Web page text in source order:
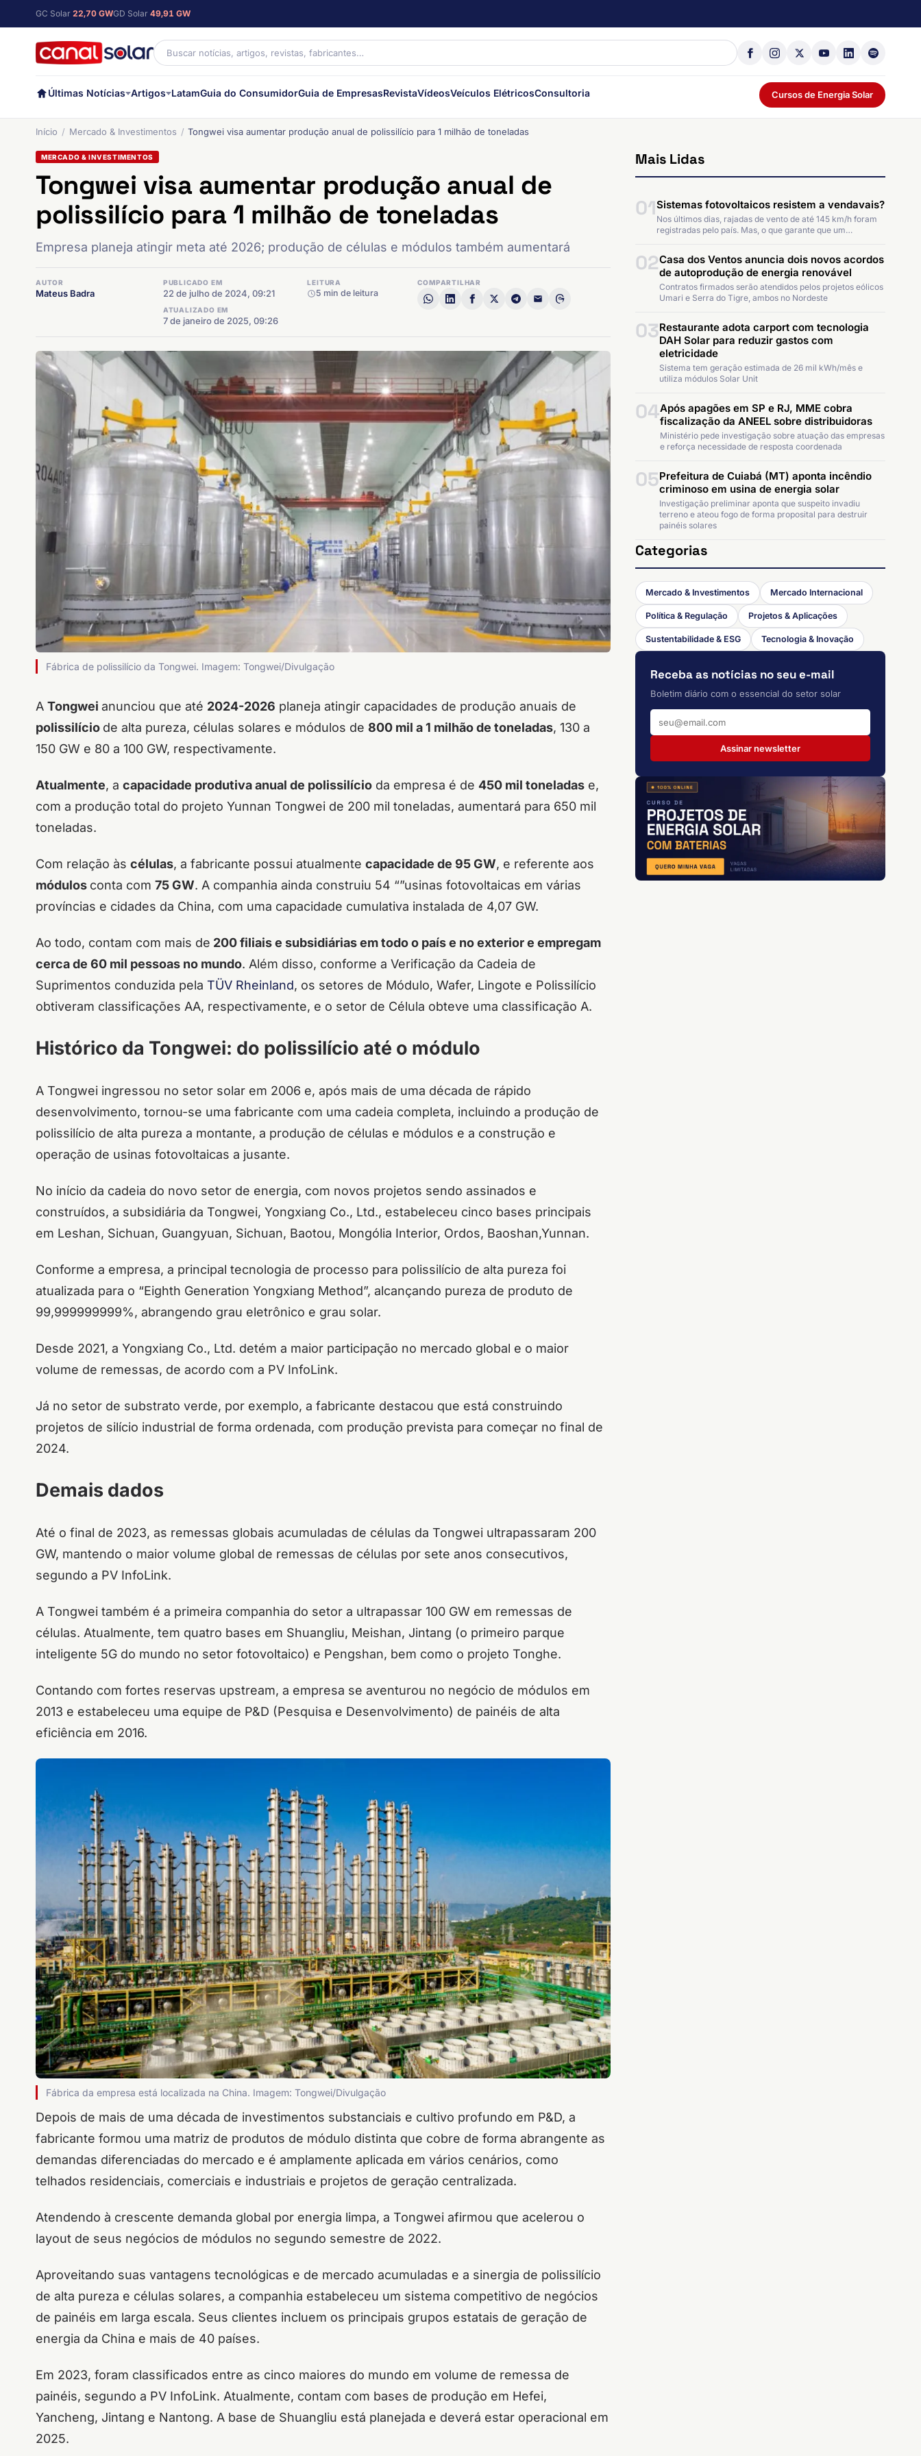
GC Solar 22,70 GWGD Solar 49,91 GW
Últimas Notícias Artigos LatamGuia do ConsumidorGuia de EmpresasRevistaVídeosVeículos ElétricosConsultoria Cursos de Energia Solar
Início Mercado & Investimentos Tongwei visa aumentar produção anual de polissilício para 1 milhão de toneladas
MERCADO & INVESTIMENTOS
Tongwei visa aumentar produção anual de
polissilício para 1 milhão de toneladas
Empresa planeja atingir meta até 2026; produção de células e módulos também aumentará
AUTOR
Mateus Badra
PUBLICADO EM
22 de julho de 2024, 09:21
ATUALIZADO EM
7 de janeiro de 2025, 09:26
LEITURA
5 min de leitura
COMPARTILHAR
Fábrica de polissilício da Tongwei. Imagem: Tongwei/Divulgação
A Tongwei anunciou que até 2024-2026 planeja atingir capacidades de produção anuais de
polissilício de alta pureza, células solares e módulos de 800 mil a 1 milhão de toneladas, 130 a
150 GW e 80 a 100 GW, respectivamente.
Atualmente, a capacidade produtiva anual de polissilício da empresa é de 450 mil toneladas e,
com a produção total do projeto Yunnan Tongwei de 200 mil toneladas, aumentará para 650 mil
toneladas.
Com relação às células, a fabricante possui atualmente capacidade de 95 GW, e referente aos
módulos conta com 75 GW. A companhia ainda construiu 54 “”usinas fotovoltaicas em várias
províncias e cidades da China, com uma capacidade cumulativa instalada de 4,07 GW.
Ao todo, contam com mais de 200 filiais e subsidiárias em todo o país e no exterior e empregam
cerca de 60 mil pessoas no mundo. Além disso, conforme a Verificação da Cadeia de
Suprimentos conduzida pela TÜV Rheinland, os setores de Módulo, Wafer, Lingote e Polissilício
obtiveram classificações AA, respectivamente, e o setor de Célula obteve uma classificação A.
Histórico da Tongwei: do polissilício até o módulo
A Tongwei ingressou no setor solar em 2006 e, após mais de uma década de rápido
desenvolvimento, tornou-se uma fabricante com uma cadeia completa, incluindo a produção de
polissilício de alta pureza a montante, a produção de células e módulos e a construção e
operação de usinas fotovoltaicas a jusante.
No início da cadeia do novo setor de energia, com novos projetos sendo assinados e
construídos, a subsidiária da Tongwei, Yongxiang Co., Ltd., estabeleceu cinco bases principais
em Leshan, Sichuan, Guangyuan, Sichuan, Baotou, Mongólia Interior, Ordos, Baoshan,Yunnan.
Conforme a empresa, a principal tecnologia de processo para polissilício de alta pureza foi
atualizada para o “Eighth Generation Yongxiang Method”, alcançando pureza de produto de
99,999999999%, abrangendo grau eletrônico e grau solar.
Desde 2021, a Yongxiang Co., Ltd. detém a maior participação no mercado global e o maior
volume de remessas, de acordo com a PV InfoLink.
Já no setor de substrato verde, por exemplo, a fabricante destacou que está construindo
projetos de silício industrial de forma ordenada, com produção prevista para começar no final de
2024.
Demais dados
Até o final de 2023, as remessas globais acumuladas de células da Tongwei ultrapassaram 200
GW, mantendo o maior volume global de remessas de células por sete anos consecutivos,
segundo a PV InfoLink.
A Tongwei também é a primeira companhia do setor a ultrapassar 100 GW em remessas de
células. Atualmente, tem quatro bases em Shuangliu, Meishan, Jintang (o primeiro parque
inteligente 5G do mundo no setor fotovoltaico) e Pengshan, bem como o projeto Tonghe.
Contando com fortes reservas upstream, a empresa se aventurou no negócio de módulos em
2013 e estabeleceu uma equipe de P&D (Pesquisa e Desenvolvimento) de painéis de alta
eficiência em 2016.
Fábrica da empresa está localizada na China. Imagem: Tongwei/Divulgação
Depois de mais de uma década de investimentos substanciais e cultivo profundo em P&D, a
fabricante formou uma matriz de produtos de módulo distinta que cobre de forma abrangente as
demandas diferenciadas do mercado e é amplamente aplicada em vários cenários, como
telhados residenciais, comerciais e industriais e projetos de geração centralizada.
Atendendo à crescente demanda global por energia limpa, a Tongwei afirmou que acelerou o
layout de seus negócios de módulos no segundo semestre de 2022.
Aproveitando suas vantagens tecnológicas e de mercado acumuladas e a sinergia de polissilício
de alta pureza e células solares, a companhia estabeleceu um sistema competitivo de negócios
de painéis em larga escala. Seus clientes incluem os principais grupos estatais de geração de
energia da China e mais de 40 países.
Em 2023, foram classificados entre as cinco maiores do mundo em volume de remessa de
painéis, segundo a PV InfoLink. Atualmente, contam com bases de produção em Hefei,
Yancheng, Jintang e Nantong. A base de Shuangliu está planejada e deverá estar operacional em
2025.
Mais Lidas
01Sistemas fotovoltaicos resistem a vendavais?
Nos últimos dias, rajadas de vento de até 145 km/h foram
registradas pelo país. Mas, o que garante que um…
02Casa dos Ventos anuncia dois novos acordos
de autoprodução de energia renovável
Contratos firmados serão atendidos pelos projetos eólicos
Umari e Serra do Tigre, ambos no Nordeste
03Restaurante adota carport com tecnologia
DAH Solar para reduzir gastos com
eletricidade
Sistema tem geração estimada de 26 mil kWh/mês e
utiliza módulos Solar Unit
04Após apagões em SP e RJ, MME cobra
fiscalização da ANEEL sobre distribuidoras
Ministério pede investigação sobre atuação das empresas
e reforça necessidade de resposta coordenada
05Prefeitura de Cuiabá (MT) aponta incêndio
criminoso em usina de energia solar
Investigação preliminar aponta que suspeito invadiu
terreno e ateou fogo de forma proposital para destruir
painéis solares
Categorias
Mercado & Investimentos Mercado Internacional
Política & Regulação Projetos & Aplicações
Sustentabilidade & ESG Tecnologia & Inovação
Receba as notícias no seu e-mail
Boletim diário com o essencial do setor solar
Assinar newsletter